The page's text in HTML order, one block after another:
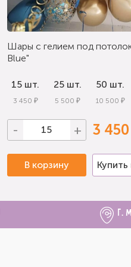
Шары с гелием под
Blue"
15 шт.
3 450 ₽
25 шт.
5 500 ₽
50 шт.
10 500 ₽
- + 3
В корзину Купить
г.